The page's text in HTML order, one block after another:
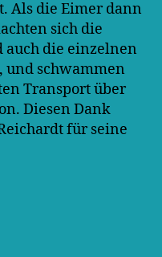
Als die Eimer dann
sich die
auch die einzelnen
und schwammen
Transport über
Diesen Dank
für seine